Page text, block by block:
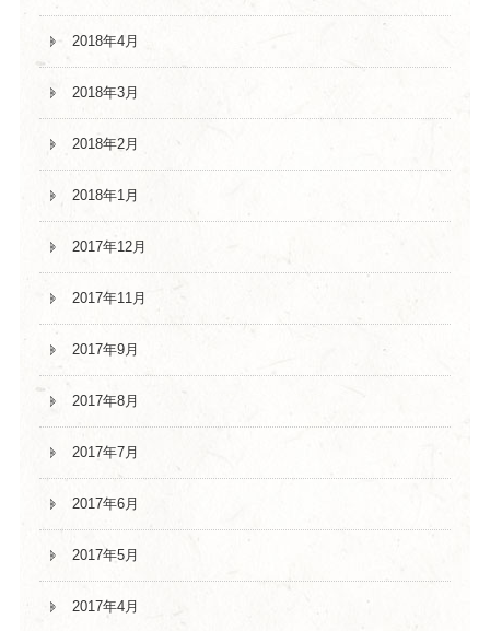
2018年4月
2018年3月
2018年2月
2018年1月
2017年12月
2017年11月
2017年9月
2017年8月
2017年7月
2017年6月
2017年5月
2017年4月